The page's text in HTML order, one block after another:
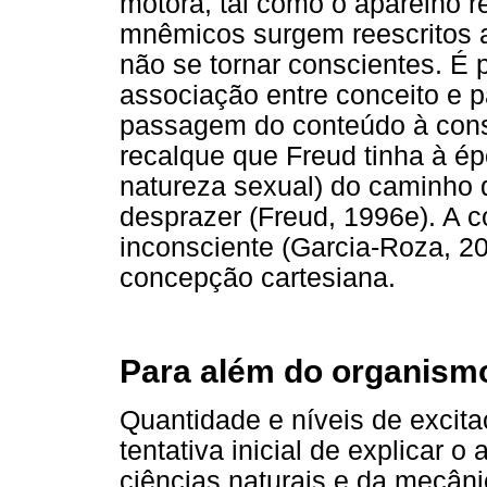
mnêmicos surgem reescritos
não se tornar conscientes. É
associação entre conceito e
passagem do conteúdo à
recalque que Freud tinha à
natureza sexual) do caminho
desprazer (Freud, 1996e). A
inconsciente (Garcia-Roza,
concepção cartesiana.
Para além do
Quantidade e níveis de
tentativa inicial de explicar o
ciências naturais e da